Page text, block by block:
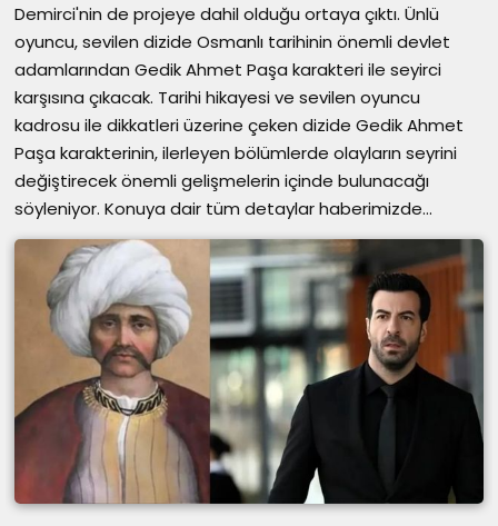
Demirci'nin de projeye dahil olduğu ortaya çıktı. Ünlü
oyuncu, sevilen dizide Osmanlı tarihinin önemli devlet
adamlarından Gedik Ahmet Paşa karakteri ile seyirci
karşısına çıkacak. Tarihi hikayesi ve sevilen oyuncu
kadrosu ile dikkatleri üzerine çeken dizide Gedik Ahmet
Paşa karakterinin, ilerleyen bölümlerde olayların seyrini
değiştirecek önemli gelişmelerin içinde bulunacağı
söyleniyor. Konuya dair tüm detaylar haberimizde...